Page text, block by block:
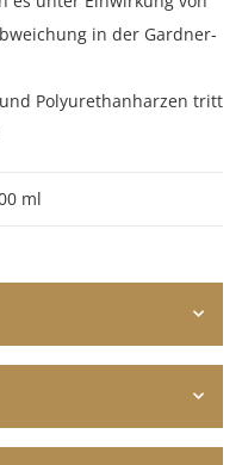
in der Gardner-
Polyurethanharzen tritt
ml